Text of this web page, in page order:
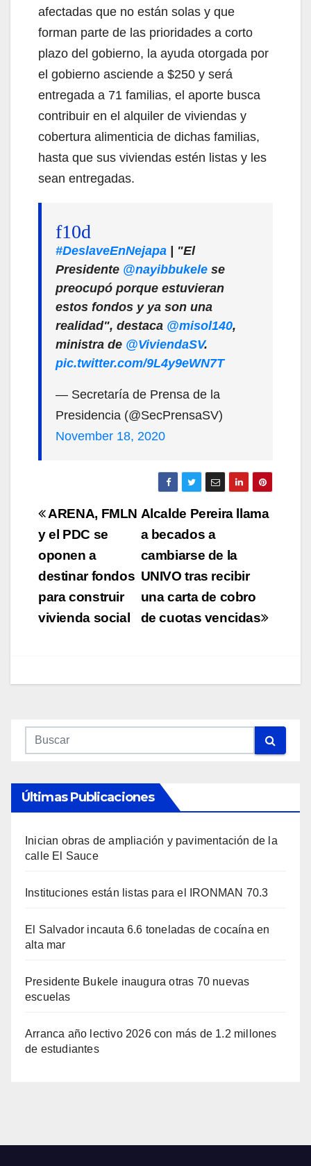
afectadas que no están solas y que
forman parte de las prioridades a corto
plazo del gobierno, la ayuda otorgada por
el gobierno asciende a $250 y será
entregada a 71 familias, el aporte busca
contribuir en el alquiler de viviendas y
cobertura alimenticia de dichas familias,
hasta que sus viviendas estén listas y les
sean entregadas.
#DeslaveEnNejapa | "El
Presidente @nayibbukele se
preocupó porque estuvieran
estos fondos y ya son una
realidad", destaca @misol140,
ministra de @ViviendaSV.
pic.twitter.com/9L4y9eWN7T
— Secretaría de Prensa de la
Presidencia (@SecPrensaSV)
November 18, 2020
Navegación
de
entradas
Alcalde Pereira llama
a becados a
cambiarse de la
UNIVO tras recibir
una carta de cobro
de cuotas vencidas
ARENA, FMLN
y el PDC se
oponen a
destinar fondos
para construir
vivienda social
Últimas Publicaciones
Inician obras de ampliación y pavimentación de la
calle El Sauce
Instituciones están listas para el IRONMAN 70.3
El Salvador incauta 6.6 toneladas de cocaína en
alta mar
Presidente Bukele inaugura otras 70 nuevas
escuelas
Arranca año lectivo 2026 con más de 1.2 millones
de estudiantes